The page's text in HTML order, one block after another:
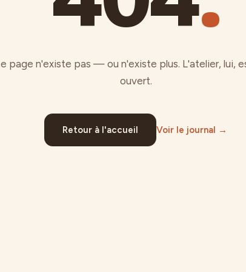
page n'existe pas — ou n'existe plus. L'atelier, lui,
ouvert.
Retour à l'accueil Voir le journal →